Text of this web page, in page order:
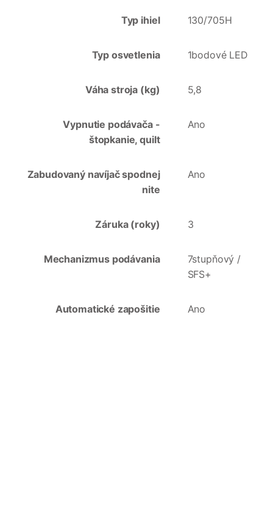
Typ ihiel 130/705H
Typ osvetlenia 1bodové LED
Váha stroja (kg) 5,8
Vypnutie podávača -
štopkanie, quilt
Ano
Zabudovaný navíjač spodnej
nite
Ano
Záruka (roky) 3
Mechanizmus podávania
7stupňový /
SFS+
Automatické zapošitie Ano